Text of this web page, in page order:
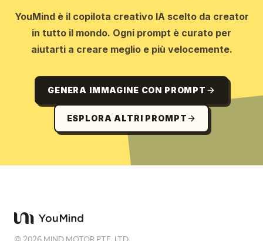
YouMind è il copilota creativo IA scelto da creator
in tutto il mondo. Ogni prompt è curato per
aiutarti a creare meglio e più velocemente.
GENERA IMMAGINE CON PROMPT
ESPLORA ALTRI PROMPT